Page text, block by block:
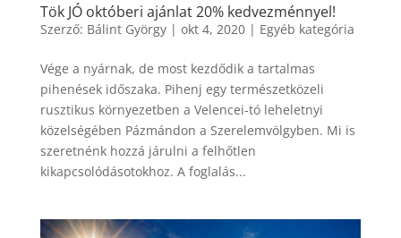
Tök JÓ októberi ajánlat 20% kedvezménnyel!
Szerző: Bálint György| okt 4, 2020| Egyéb kategória
Vége a nyárnak, de most kezdődik a tartalmas
pihenések időszaka. Pihenj egy természetközeli
rusztikus környezetben a Velencei-tó leheletnyi
közelségében Pázmándon a Szerelemvölgyben. Mi is
szeretnénk hozzá járulni a felhőtlen
kikapcsolódásotokhoz. A foglalás...